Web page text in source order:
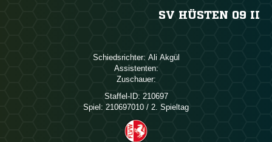
SV HÜSTEN 09 II
Schiedsrichter:  
Assistenten:
Zuschauer:
Staffel-ID: 210697
Spiel: 210697010 / 2. Spieltag